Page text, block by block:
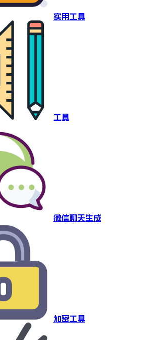
实用工具
工具
微信聊天生成
加密工具